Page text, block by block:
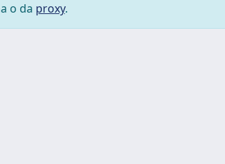
o da proxy.